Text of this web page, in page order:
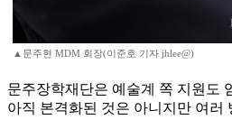
▲문주현 MDM 회장(이준호 기자 jhlee@)
문주장학재단은 예술계 쪽 지원도
아직 본격화된 것은 아니지만 여러